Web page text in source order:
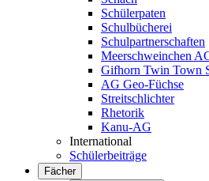
Schülerpaten
Schulbücherei
Schulpartnerschaften
Meerschweinchen
Gifhorn Twin Town
AG Geo-Füchse
Streitschlichter
Rhetorik
Kanu-AG
International
Schülerbeiträge
Fächer